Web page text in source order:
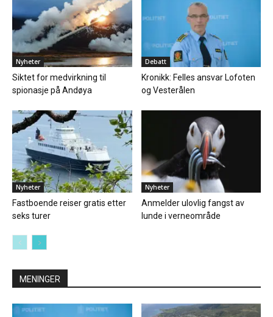
Nyheter
Siktet for medvirkning til
spionasje på Andøya
Debatt
Kronikk: Felles ansvar Lofoten
og Vesterålen
Nyheter
Fastboende reiser gratis etter
seks turer
Nyheter
Anmelder ulovlig fangst av
lunde i verneområde
MENINGER